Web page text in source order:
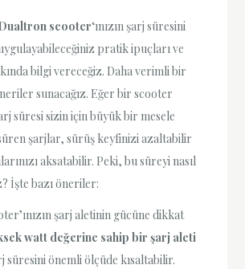
scooter‘ınızın şarj süresini
pratik ipuçları ve
bilgi vereceğiz. Daha verimli bir
sunacağız. Eğer bir scooter
süresi sizin için büyük bir mesele
şarjlar, sürüş keyfinizi azaltabilir
aksatabilir. Peki, bu süreyi nasıl
İşte bazı öneriler:
şarj aletinin gücüne dikkat
watt değerine sahip bir şarj aleti
süresini önemli ölçüde kısaltabilir.